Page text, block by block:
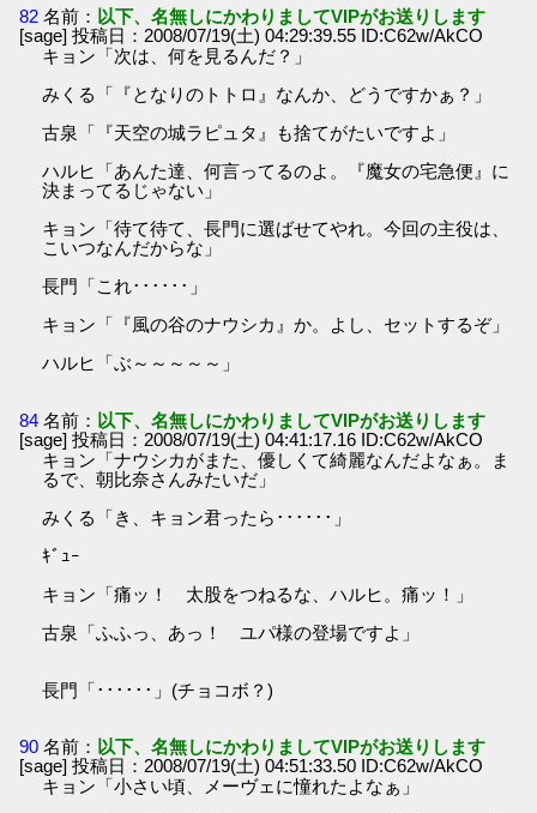
82 名前： 以下、名無しにかわりましてVIPがお送りします
[sage] 投稿日：2008/07/19(土) 04:29:39.55 ID:C62w/AkCO
キョン「次は、何を見るんだ？」
みくる「『となりのトトロ』なんか、どうですかぁ？」
古泉「『天空の城ラピュタ』も捨てがたいですよ」
ハルヒ「あんた達、何言ってるのよ。『魔女の宅急便』に
決まってるじゃない」
キョン「待て待て、長門に選ばせてやれ。今回の主役は、
こいつなんだからな」
長門「これ･･････」
キョン「『風の谷のナウシカ』か。よし、セットするぞ」
ハルヒ「ぶ～～～～～」
84 名前： 以下、名無しにかわりましてVIPがお送りします
[sage] 投稿日：2008/07/19(土) 04:41:17.16 ID:C62w/AkCO
キョン「ナウシカがまた、優しくて綺麗なんだよなぁ。ま
るで、朝比奈さんみたいだ」
みくる「き、キョン君ったら･･････」
ｷﾞｭｰ
キョン「痛ッ！ 太股をつねるな、ハルヒ。痛ッ！」
古泉「ふふっ、あっ！ ユパ様の登場ですよ」
長門「･･････」(チョコボ？)
90 名前： 以下、名無しにかわりましてVIPがお送りします
[sage] 投稿日：2008/07/19(土) 04:51:33.50 ID:C62w/AkCO
キョン「小さい頃、メーヴェに憧れたよなぁ」